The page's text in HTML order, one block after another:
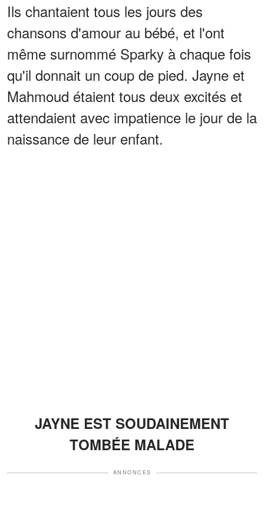
Ils chantaient tous les jours des
chansons d'amour au bébé, et l'ont
même surnommé Sparky à chaque fois
qu'il donnait un coup de pied. Jayne et
Mahmoud étaient tous deux excités et
attendaient avec impatience le jour de la
naissance de leur enfant.
JAYNE EST SOUDAINEMENT
TOMBÉE MALADE
ANNONCES